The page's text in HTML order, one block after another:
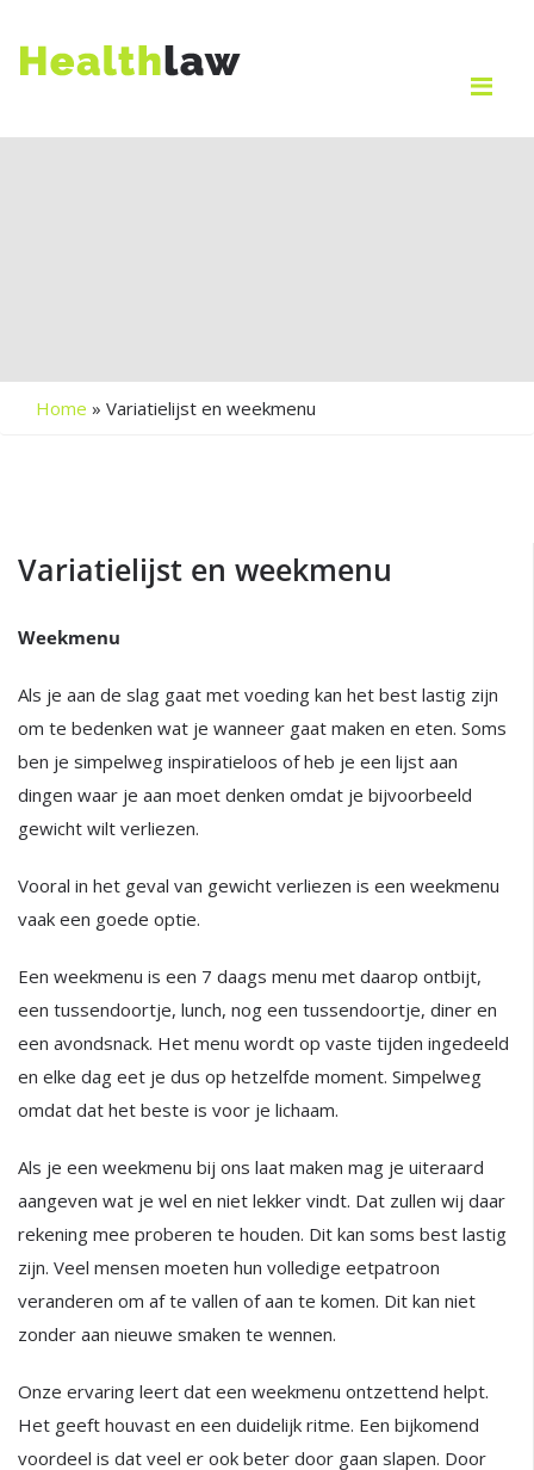
Home » Variatielijst en weekmenu
Variatielijst en weekmenu
Weekmenu
Als je aan de slag gaat met voeding kan het best lastig zijn
om te bedenken wat je wanneer gaat maken en eten. Soms
ben je simpelweg inspiratieloos of heb je een lijst aan
dingen waar je aan moet denken omdat je bijvoorbeeld
gewicht wilt verliezen.
Vooral in het geval van gewicht verliezen is een weekmenu
vaak een goede optie.
Een weekmenu is een 7 daags menu met daarop ontbijt,
een tussendoortje, lunch, nog een tussendoortje, diner en
een avondsnack. Het menu wordt op vaste tijden ingedeeld
en elke dag eet je dus op hetzelfde moment. Simpelweg
omdat dat het beste is voor je lichaam.
Als je een weekmenu bij ons laat maken mag je uiteraard
aangeven wat je wel en niet lekker vindt. Dat zullen wij daar
rekening mee proberen te houden. Dit kan soms best lastig
zijn. Veel mensen moeten hun volledige eetpatroon
veranderen om af te vallen of aan te komen. Dit kan niet
zonder aan nieuwe smaken te wennen.
Onze ervaring leert dat een weekmenu ontzettend helpt.
Het geeft houvast en een duidelijk ritme. Een bijkomend
voordeel is dat veel er ook beter door gaan slapen. Door